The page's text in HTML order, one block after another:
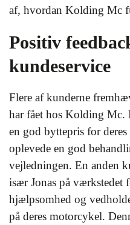
af, hvordan Kolding Mc
Positiv
kundeservice
Flere af kunderne
har fået hos Kolding
en god byttepris for
oplevede en god
vejledningen. En anden
især Jonas på værkstedet
hjælpsomhed og
på deres motorcykel.